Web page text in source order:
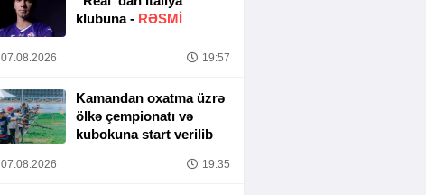
klubuna - RƏSMİ
07.08.2026 19:57
Kamandan oxatma üzrə
ölkə çempionatı və
kubokuna start verilib
07.08.2026 19:35